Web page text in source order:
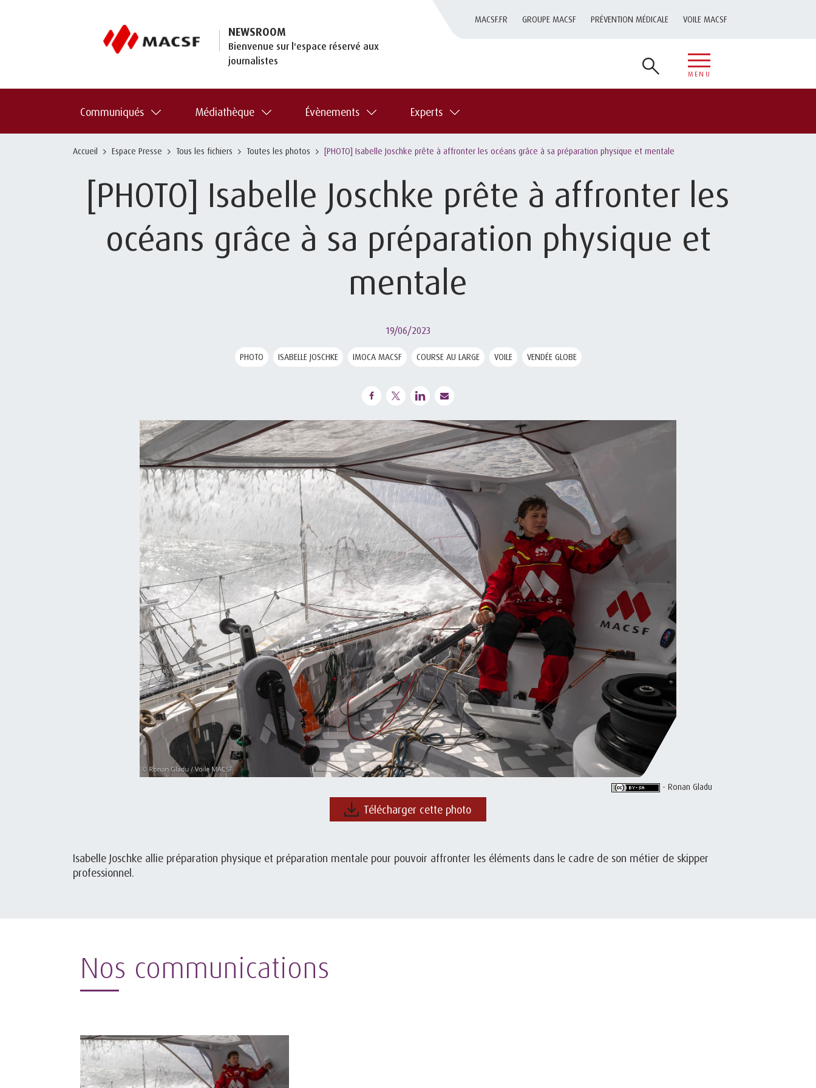
NEWSROOM
Bienvenue sur l'espace réservé aux
journalistes
MACSF.FR GROUPE MACSF PRÉVENTION MÉDICALE VOILE MACSF
MENU
Communiqués Médiathèque Évènements Experts
Accueil Espace Presse Tous les fichiers Toutes les photos [PHOTO] Isabelle Joschke prête à affronter les océans grâce à sa préparation physique et mentale
[PHOTO] Isabelle Joschke prête à affronter les
océans grâce à sa préparation physique et
mentale
19/06/2023
PHOTO ISABELLE JOSCHKE IMOCA MACSF COURSE AU LARGE VOILE VENDÉE GLOBE
- Ronan Gladu
Télécharger cette photo
Isabelle Joschke allie préparation physique et préparation mentale pour pouvoir affronter les éléments dans le cadre de son métier de skipper
professionnel.
Nos communications